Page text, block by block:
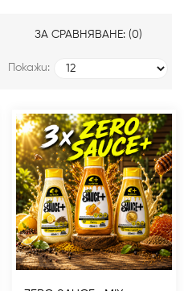
ЗА СРАВНЯВАНЕ: (0)
Покажи: